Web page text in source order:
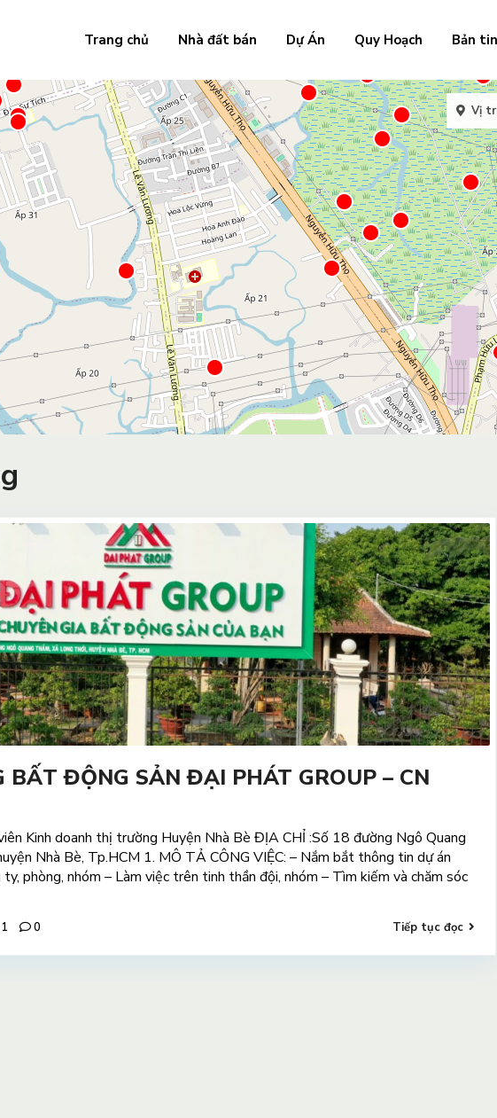
Trang chủ Nhà đất bán Dự Án Quy Hoạch Bản
Vị
BẤT ĐỘNG SẢN ĐẠI PHÁT GROUP – CN
Kinh doanh thị trường Huyện Nhà Bè ĐỊA CHỈ :Số 18 đường Ngô Quang
Nhà Bè, Tp.HCM 1. MÔ TẢ CÔNG VIỆC: – Nắm bắt thông tin dự án
phòng, nhóm – Làm việc trên tinh thần đội, nhóm – Tìm kiếm và chăm sóc
0 Tiếp tục đọc